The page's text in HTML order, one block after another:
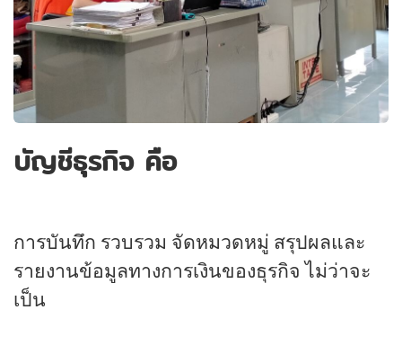
บัญชีธุรกิจ คือ
การบันทึก รวบรวม จัดหมวดหมู่ สรุปผลและ
รายงานข้อมูลทางการเงินของธุรกิจ ไม่ว่าจะ
เป็น